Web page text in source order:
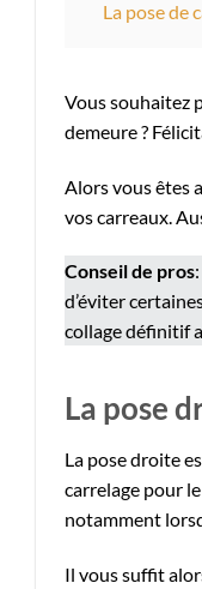
La pose de
Vous souhaitez
demeure ?
Alors vous êtes
vos carreaux.
Conseil de pros
d’éviter
collage définitif
La pose
La pose droite
carrelage pour
notamment
Il vous suffit